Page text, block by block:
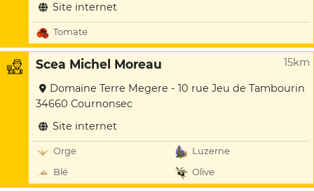
Site internet
Tomate
Scea Michel Moreau 15km
Domaine Terre Megere - 10 rue Jeu de Tambourin
34660 Cournonsec
Site internet
Orge
Luzerne
Blé
Olive